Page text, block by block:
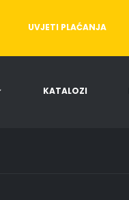
UVJETI PLAĆANJA
KATALOZI